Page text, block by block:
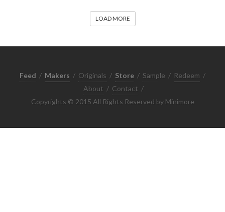
LOAD MORE
Feed / Makers / Originals / Store / Sample / Redeem /
About / Contact /
Copyrights © 2015 All Rights Reserved by Minimore